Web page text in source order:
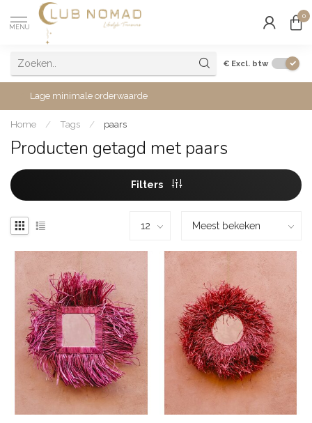
MENU
0
€ Excl. btw
Lage minimale orderwaarde
Home / Tags / paars
Producten getagd met paars
Filters